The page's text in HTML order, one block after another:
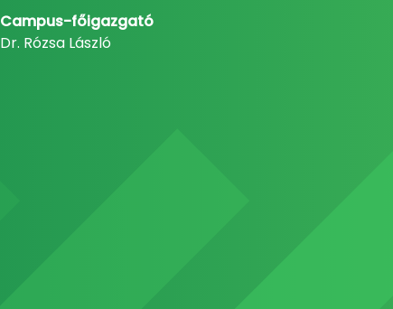
Campus-főigazgató
Dr. Rózsa László